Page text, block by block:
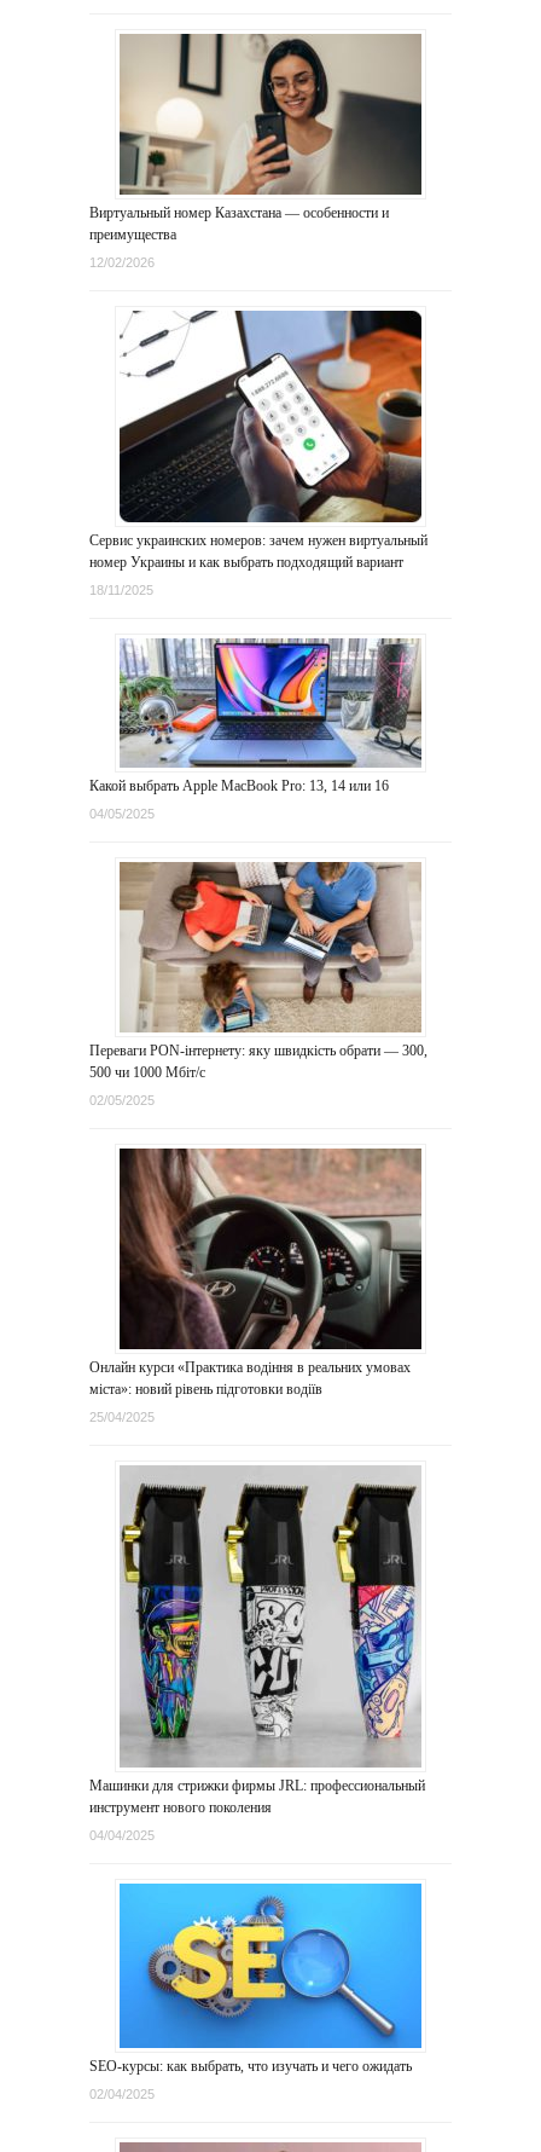
Виртуальный номер Казахстана — особенности и
преимущества
12/02/2026
Сервис украинских номеров: зачем нужен виртуальный
номер Украины и как выбрать подходящий вариант
18/11/2025
Какой выбрать Apple MacBook Pro: 13, 14 или 16
04/05/2025
Переваги PON-інтернету: яку швидкість обрати — 300,
500 чи 1000 Мбіт/с
02/05/2025
Онлайн курси «Практика водіння в реальних умовах
міста»: новий рівень підготовки водіїв
25/04/2025
Машинки для стрижки фирмы JRL: профессиональный
инструмент нового поколения
04/04/2025
SEO-курсы: как выбрать, что изучать и чего ожидать
02/04/2025